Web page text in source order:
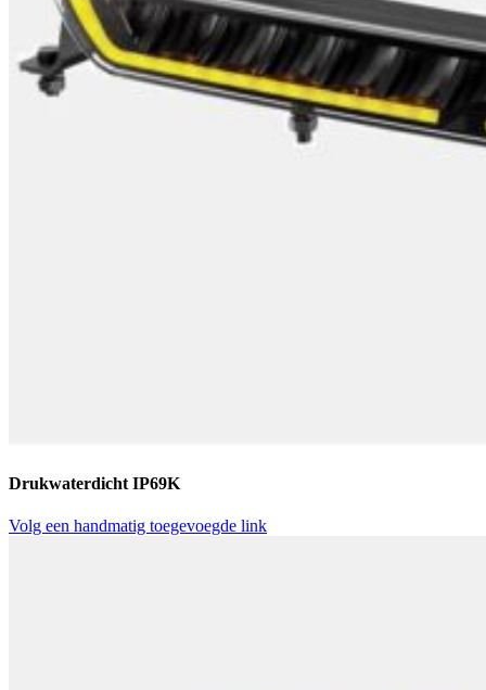
Drukwaterdicht IP69K
Volg een handmatig toegevoegde link